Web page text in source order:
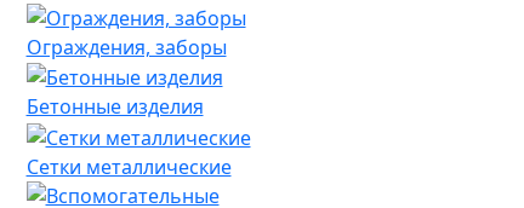
Ограждения, заборы
Бетонные изделия
Сетки металлические